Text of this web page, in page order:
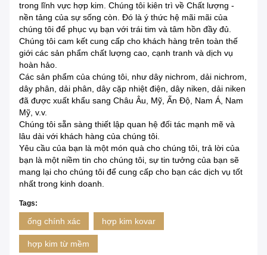
trong lĩnh vực hợp kim. Chúng tôi kiên trì về Chất lượng -
nền tảng của sự sống còn. Đó là ý thức hệ mãi mãi của
chúng tôi để phục vụ bạn với trái tim và tâm hồn đầy đủ.
Chúng tôi cam kết cung cấp cho khách hàng trên toàn thế
giới các sản phẩm chất lượng cao, cạnh tranh và dịch vụ
hoàn hảo.
Các sản phẩm của chúng tôi, như dây nichrom, dải nichrom,
dây phân, dải phân, dây cặp nhiệt điện, dây niken, dải niken
đã được xuất khẩu sang Châu Âu, Mỹ, Ấn Độ, Nam Á, Nam
Mỹ, v.v.
Chúng tôi sẵn sàng thiết lập quan hệ đối tác mạnh mẽ và
lâu dài với khách hàng của chúng tôi.
Yêu cầu của bạn là một món quà cho chúng tôi, trả lời của
bạn là một niềm tin cho chúng tôi, sự tin tưởng của bạn sẽ
mang lại cho chúng tôi để cung cấp cho bạn các dịch vụ tốt
nhất trong kinh doanh.
Tags:
ống chính xác hợp kim kovar
hợp kim từ mềm